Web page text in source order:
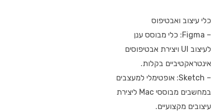
כלי עיצוב ואבטיפוס
– Figma: כלי מבוסס ענן
לעיצוב UI ויצירת אבטיפוסים
אינטראקטיביים בקלות.
– Sketch: אופטימלי למעצבים
במחשבים מבוססי Mac ליצירת
עיצובים מקצועיים.